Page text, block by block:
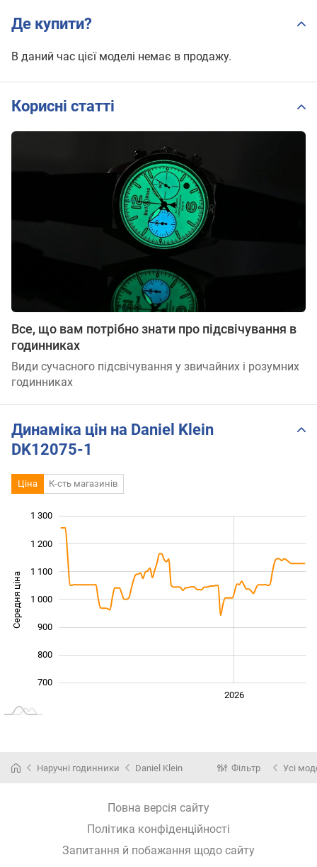
Де купити?
В даний час цієї моделі немає в продажу.
Корисні статті
Все, що вам потрібно знати про підсвічування в
годинниках
Види сучасного підсвічування у звичайних і розумних
годинниках
Динаміка цін на Daniel Klein
DK12075-1
Ціна К-сть магазинів
Середня ціна 1 000
700
800
900
1 000
1 100
1 200
1 300
2026
Наручні годинники Daniel Klein Фільтр Усі
Повна версія сайту
Політика конфіденційності
Запитання й побажання щодо сайту